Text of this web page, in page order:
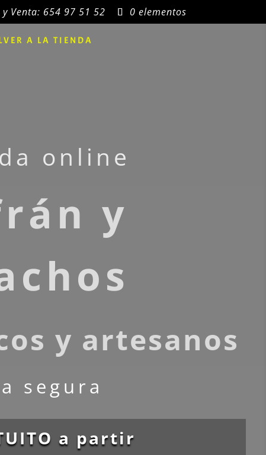
Venta: 654 97 51 52 0 elementos
A LA TIENDA
online
y
y artesanos
segura
a partir